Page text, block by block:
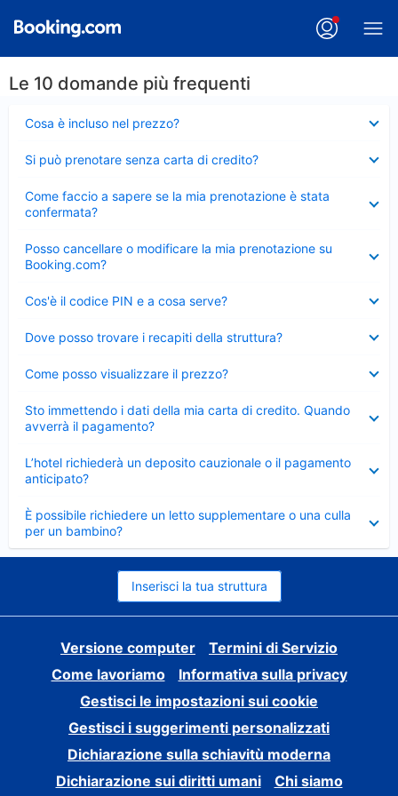
Le 10 domande più frequenti
Cosa è incluso nel prezzo?
chiuso
Si può prenotare senza carta di credito?
chiuso
Come faccio a sapere se la mia prenotazione è stata
confermata?
chiuso
Posso cancellare o modificare la mia prenotazione su
Booking.com?
chiuso
Cos'è il codice PIN e a cosa serve?
chiuso
Dove posso trovare i recapiti della struttura?
chiuso
Come posso visualizzare il prezzo?
chiuso
Sto immettendo i dati della mia carta di credito. Quando
avverrà il pagamento?
chiuso
L’hotel richiederà un deposito cauzionale o il pagamento
anticipato?
chiuso
È possibile richiedere un letto supplementare o una culla
per un bambino?
Elemento
chiuso
Inserisci la tua struttura
Versione computer
Termini di Servizio
Come lavoriamo
Informativa sulla privacy
Gestisci le impostazioni sui cookie
Gestisci i suggerimenti personalizzati
Dichiarazione sulla schiavitù moderna
Dichiarazione sui diritti umani
Chi siamo